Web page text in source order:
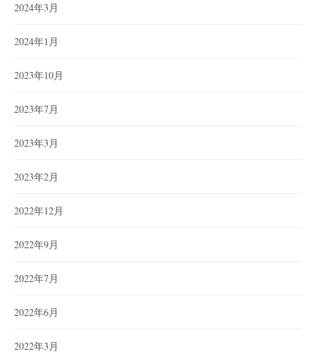
2024年3月
2024年1月
2023年10月
2023年7月
2023年3月
2023年2月
2022年12月
2022年9月
2022年7月
2022年6月
2022年3月